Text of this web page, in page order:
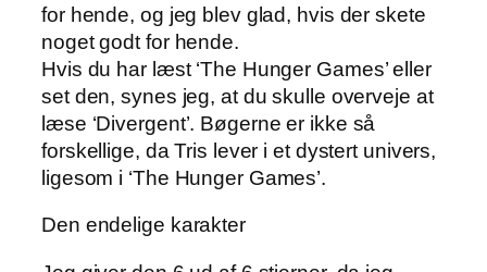
for hende, og jeg blev glad, hvis der skete
noget godt for hende.
Hvis du har læst ‘The Hunger Games’ eller
set den, synes jeg, at du skulle overveje at
læse ‘Divergent’. Bøgerne er ikke så
forskellige, da Tris lever i et dystert univers,
ligesom i ‘The Hunger Games’.
Den endelige karakter